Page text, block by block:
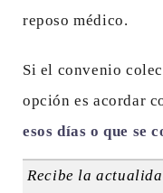
reposo médico.
Si el convenio
opción es acordar
esos días o que se
Recibe la